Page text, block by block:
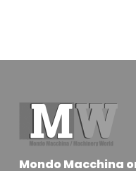
Mondo Macchina